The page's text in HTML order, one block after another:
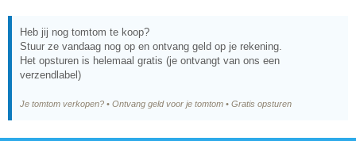
Heb jij nog tomtom te koop?
Stuur ze vandaag nog op en ontvang geld op je rekening.
Het opsturen is helemaal gratis (je ontvangt van ons een
verzendlabel)
Je tomtom verkopen? • Ontvang geld voor je tomtom • Gratis opsturen